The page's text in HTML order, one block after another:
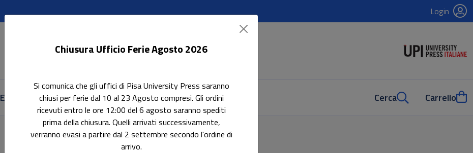
Login
E-book AccessibiliIn evidenzaPubblica con noi Cerca Carrello
Chiusura Ufficio Ferie Agosto 2026
Si comunica che gli uffici di Pisa University Press saranno
chiusi per ferie dal 10 al 23 Agosto compresi. Gli ordini
ricevuti entro le ore 12:00 del 6 agosto saranno spediti
prima della chiusura. Quelli arrivati successivamente,
verranno evasi a partire dal 2 settembre secondo l'ordine di
arrivo.